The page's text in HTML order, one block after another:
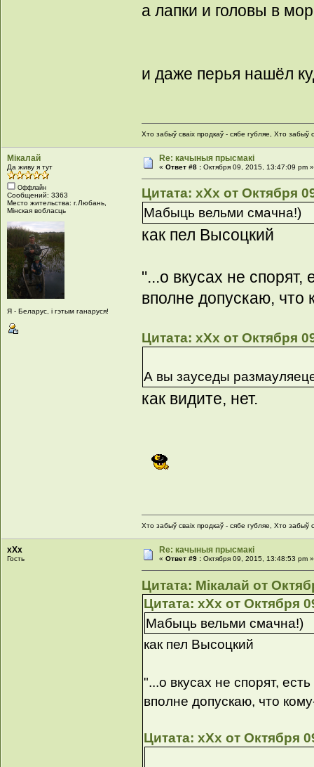
а лапки и головы в
и даже перья нашёл
Хто забыў сваіх продкаў - сябе губляе, Хто забыў
Мікалай
Да живу я тут
Оффлайн
Сообщений: 3363
Место жительства: г.Любань,
Мінская вобласць
Я - Беларус, і гэтым ганаруся!
Re: качыныя прысмакі
«Ответ #8 : Октября 09, 2015, 13:47:09 pm »
Цитата: xXx от Октября
Мабыць вельми смачна!)
как пел Высоцкий
"...о вкусах не
вполне допускаю, что
Цитата: xXx от Октября
А вы зауседы
как видите, нет.
Хто забыў сваіх продкаў - сябе губляе, Хто забыў
xXx
Гость
Re: качыныя прысмакі
«Ответ #9 : Октября 09, 2015, 13:48:53 pm »
Цитата: Мікалай от
Цитата: xXx от Октября
Мабыць вельми смачна!)
как пел Высоцкий
"...о вкусах не спорят,
вполне допускаю, что
Цитата: xXx от Октября